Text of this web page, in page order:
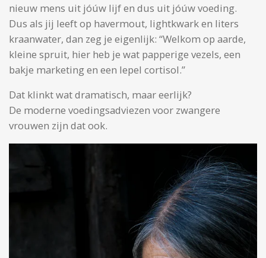
nieuw mens uit jóúw lijf en dus uit jóúw voeding.
Dus als jij leeft op havermout, lightkwark en liters
kraanwater, dan zeg je eigenlijk: “Welkom op aarde,
kleine spruit, hier heb je wat papperige vezels, een
bakje marketing en een lepel cortisol.”
Dat klinkt wat dramatisch, maar eerlijk?
De moderne voedingsadviezen voor zwangere
vrouwen zijn dat ook.